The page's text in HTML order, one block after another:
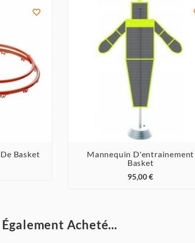

Basket

Mannequin D'entrainement
Basket
95,00 €
Acheté...